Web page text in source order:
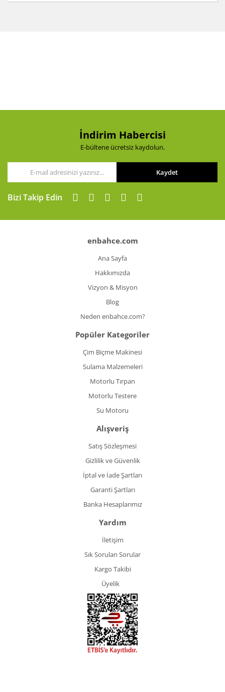
Ürün fiyatı diğer sitelerden daha pahalı.
Gönder
İndirim Habercisi
E-bültene ücretsiz kaydolun.
Kaydet
Bizi Takip Edin
enbahce.com
Ana Sayfa
Hakkımızda
Vizyon & Misyon
Blog
Neden enbahce.com?
Popüler Kategoriler
Çim Biçme Makinesi
Sulama Malzemeleri
Motorlu Tırpan
Motorlu Testere
Su Motoru
Alışveriş
Satış Sözleşmesi
Gizlilik ve Güvenlik
İptal ve İade Şartları
Garanti Şartları
Banka Hesaplarımız
Yardım
İletişim
Sık Sorulan Sorular
Kargo Takibi
Üyelik